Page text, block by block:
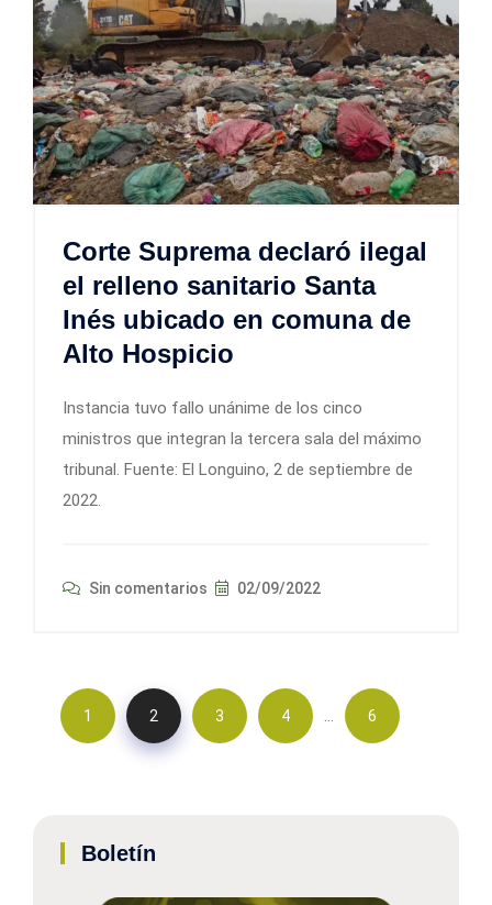
Corte Suprema declaró ilegal
el relleno sanitario Santa
Inés ubicado en comuna de
Alto Hospicio
Instancia tuvo fallo unánime de los cinco
ministros que integran la tercera sala del máximo
tribunal. Fuente: El Longuino, 2 de septiembre de
2022.
Sin comentarios 02/09/2022
1 2 3 4 … 6
Boletín